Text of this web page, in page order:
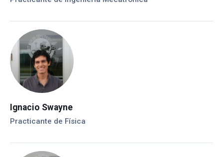
Ignacio Swayne
Practicante de Física